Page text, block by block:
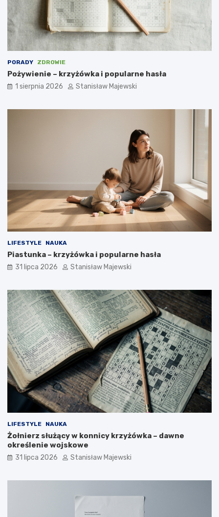
PORADY ZDROWIE
Pożywienie – krzyżówka i popularne hasła
1 sierpnia 2026 Stanisław Majewski
LIFESTYLE NAUKA
Piastunka – krzyżówka i popularne hasła
31 lipca 2026 Stanisław Majewski
LIFESTYLE NAUKA
Żołnierz służący w konnicy krzyżówka – dawne
określenie wojskowe
31 lipca 2026 Stanisław Majewski